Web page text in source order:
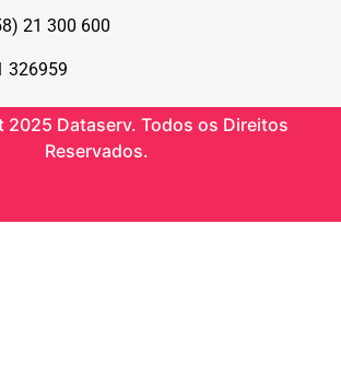
21 300 600
326959
Dataserv. Todos os Direitos
Reservados.